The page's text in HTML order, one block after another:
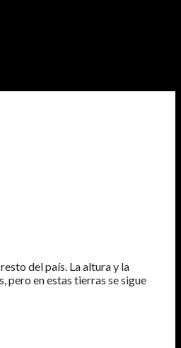
del país. La altura y la
pero en estas tierras se sigue